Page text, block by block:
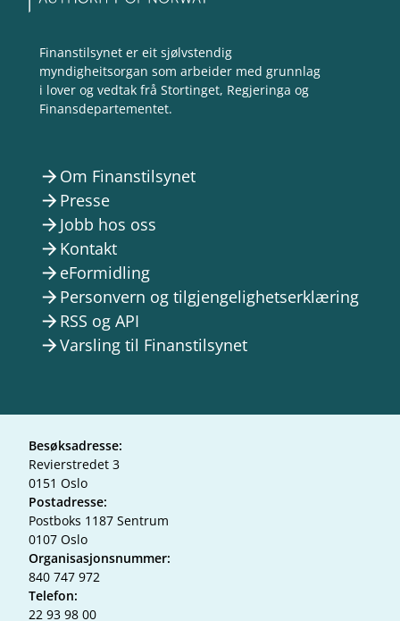
Finanstilsynet er eit sjølvstendig
myndigheitsorgan som arbeider med grunnlag
i lover og vedtak frå Stortinget, Regjeringa og
Finansdepartementet.
arrow_forward Om Finanstilsynet
arrow_forward Presse
arrow_forward Jobb hos oss
arrow_forward Kontakt
arrow_forward eFormidling
arrow_forward Personvern og tilgjengelighetserklæring
arrow_forward RSS og API
arrow_forwardVarsling til Finanstilsynet
Besøksadresse:
Revierstredet 3
0151 Oslo
Postadresse:
Postboks 1187 Sentrum
0107 Oslo
Organisasjonsnummer:
840 747 972
Telefon:
22 93 98 00